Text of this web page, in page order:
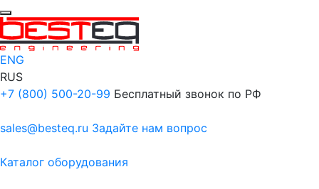
ENG
RUS
+7 (800) 500-20-99 Бесплатный звонок по РФ
sales@besteq.ru Задайте нам вопрос
Каталог оборудования